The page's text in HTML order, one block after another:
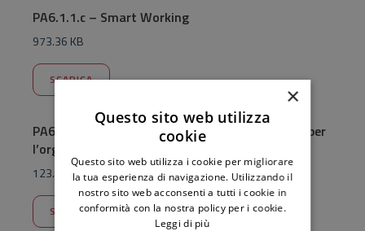
PA6.1.1.c – Smart Working
973.36 KB
SCARICA
PA6.1.1.f – Resilienza Cyber e strategie digitali per
l’organizzazione e la flessibilità dei processi
123.54 KB
SCARICA
×
Questo sito web utilizza
cookie
Questo sito web utilizza i cookie per migliorare
la tua esperienza di navigazione. Utilizzando il
nostro sito web acconsenti a tutti i cookie in
conformità con la nostra policy per i cookie.
Leggi di più